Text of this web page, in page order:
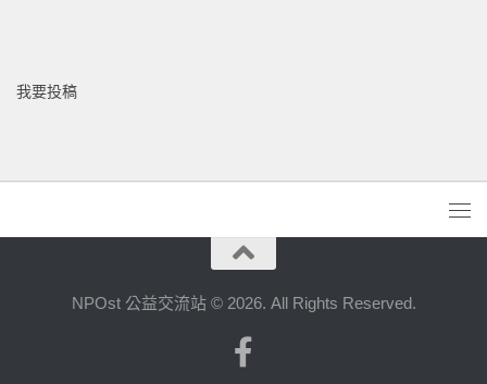
我要投稿
NPOst 公益交流站 © 2026. All Rights Reserved.